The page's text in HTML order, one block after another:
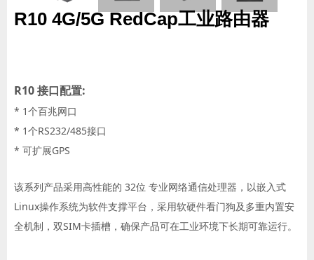
R10 4G/5G RedCap工业路由器
R10 接口配置:
* 1个百兆网口
* 1个RS232/485接口
* 可扩展GPS
该系列产品采用高性能的 32位 专业网络通信处理器，以嵌入式
Linux操作系统为软件支撑平台，采用软硬件看门狗及多重内置安
全机制，双SIM卡插槽，确保产品可在工业环境下长期可靠运行。